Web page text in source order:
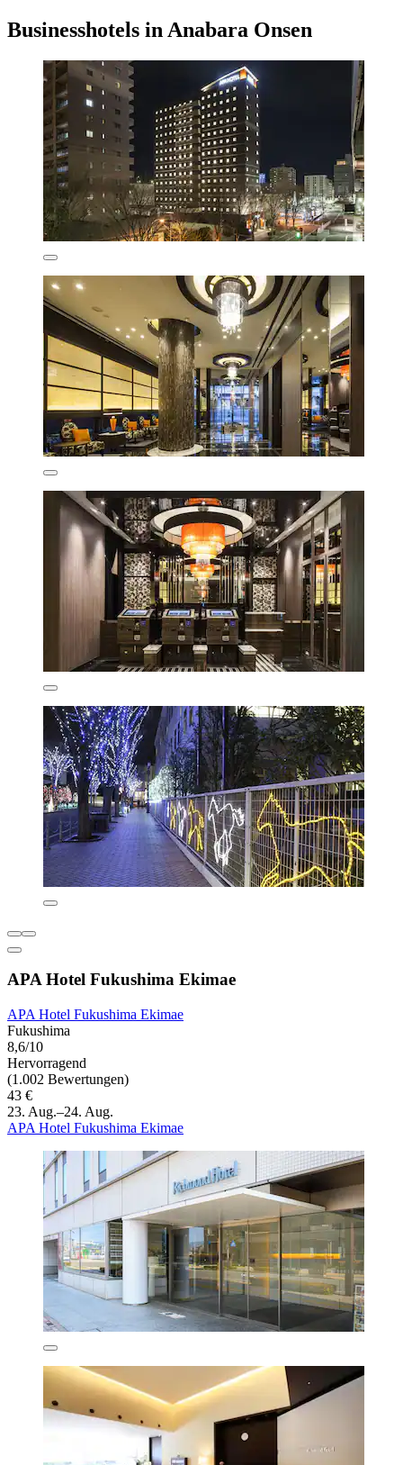
Businesshotels in Anabara Onsen
APA Hotel Fukushima Ekimae
APA Hotel Fukushima Ekimae
Fukushima
8,6/10
Hervorragend
(1.002 Bewertungen)
43 €
23. Aug.–24. Aug.
APA Hotel Fukushima Ekimae